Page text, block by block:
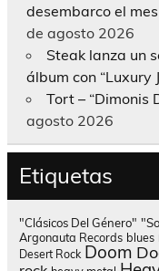
desembarco el
de agosto 2026
Steak lanza un
álbum con “Luxury
Tort – “Dimonis
agosto 2026
Etiquetas
"Clásicos Del Género"
Argonauta Records blues
Desert Rock Doom